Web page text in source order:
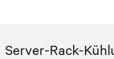
Server-Rack-